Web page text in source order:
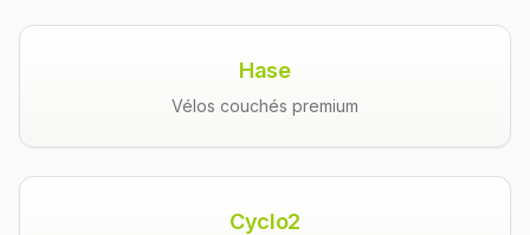
Hase
Vélos couchés premium
Cyclo2